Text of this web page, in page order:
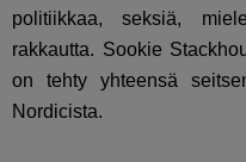
politiikkaa, seksiä,
rakkautta. Sookie
on tehty yhteensä
Nordicista.